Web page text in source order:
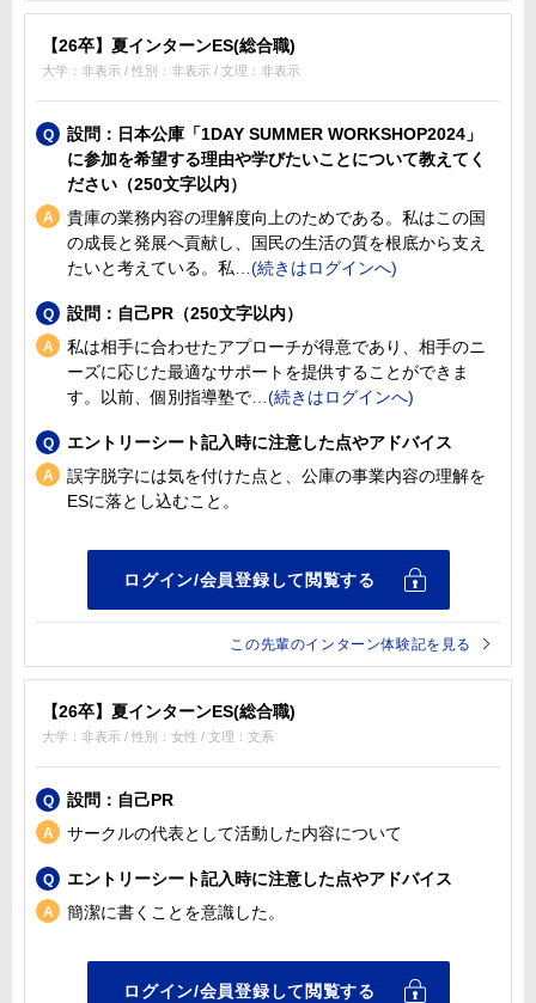
【26卒】夏インターンES(総合職)
大学：非表示 / 性別：非表示 / 文理：非表示
設問：日本公庫「1DAY SUMMER WORKSHOP2024」
に参加を希望する理由や学びたいことについて教えてく
ださい（250文字以内）
貴庫の業務内容の理解度向上のためである。私はこの国
の成長と発展へ貢献し、国民の生活の質を根底から支え
たいと考えている。私
設問：自己PR（250文字以内）
私は相手に合わせたアプローチが得意であり、相手のニ
ーズに応じた最適なサポートを提供することができま
す。以前、個別指導塾で
エントリーシート記入時に注意した点やアドバイス
誤字脱字には気を付けた点と、公庫の事業内容の理解を
ESに落とし込むこと。
この先輩のインターン体験記を見る
【26卒】夏インターンES(総合職)
大学：非表示 / 性別：女性 / 文理：文系
設問：自己PR
サークルの代表として活動した内容について
エントリーシート記入時に注意した点やアドバイス
簡潔に書くことを意識した。